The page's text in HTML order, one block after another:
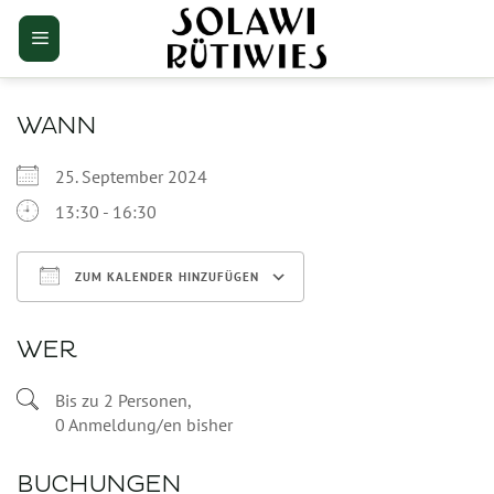
Zum
Inhalt
springen
WANN
25. September 2024
13:30 - 16:30
ZUM KALENDER HINZUFÜGEN
WER
Bis zu 2 Personen,
0 Anmeldung/en bisher
BUCHUNGEN